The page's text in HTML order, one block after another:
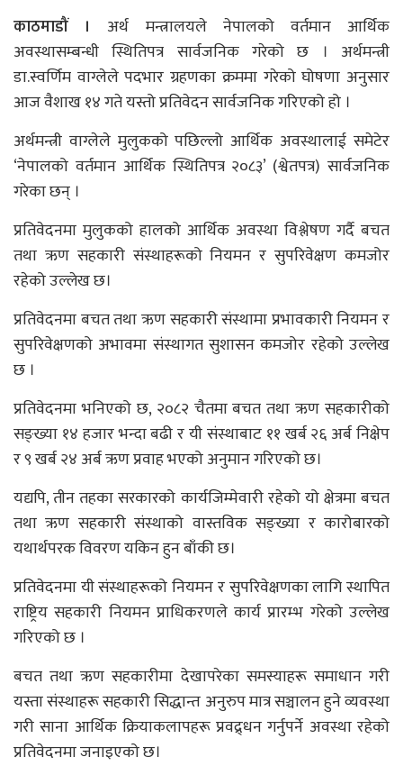
काठमाडौं । अर्थ मन्त्रालयले नेपालको वर्तमान आर्थिक
अवस्थासम्बन्धी स्थितिपत्र सार्वजनिक गरेको छ । अर्थमन्त्री
डा.स्वर्णिम वाग्लेले पदभार ग्रहणका क्रममा गरेको घोषणा अनुसार
आज वैशाख १४ गते यस्तो प्रतिवेदन सार्वजनिक गरिएको हो ।
अर्थमन्त्री वाग्लेले मुलुकको पछिल्लो आर्थिक अवस्थालाई समेटेर
‘नेपालको वर्तमान आर्थिक स्थितिपत्र २०८३’ (श्वेतपत्र) सार्वजनिक
गरेका छन् ।
प्रतिवेदनमा मुलुकको हालको आर्थिक अवस्था विश्लेषण गर्दै बचत
तथा ऋण सहकारी संस्थाहरूको नियमन र सुपरिवेक्षण कमजोर
रहेको उल्लेख छ।
प्रतिवेदनमा बचत तथा ऋण सहकारी संस्थामा प्रभावकारी नियमन र
सुपरिवेक्षणको अभावमा संस्थागत सुशासन कमजोर रहेको उल्लेख
छ ।
प्रतिवेदनमा भनिएको छ, २०८२ चैतमा बचत तथा ऋण सहकारीको
सङ्ख्या १४ हजार भन्दा बढी र यी संस्थाबाट ११ खर्ब २६ अर्ब निक्षेप
र ९ खर्ब २४ अर्ब ऋण प्रवाह भएको अनुमान गरिएको छ।
यद्यपि, तीन तहका सरकारको कार्यजिम्मेवारी रहेको यो क्षेत्रमा बचत
तथा ऋण सहकारी संस्थाको वास्तविक सङ्ख्या र कारोबारको
यथार्थपरक विवरण यकिन हुन बाँकी छ।
प्रतिवेदनमा यी संस्थाहरूको नियमन र सुपरिवेक्षणका लागि स्थापित
राष्ट्रिय सहकारी नियमन प्राधिकरणले कार्य प्रारम्भ गरेको उल्लेख
गरिएको छ ।
बचत तथा ऋण सहकारीमा देखापरेका समस्याहरू समाधान गरी
यस्ता संस्थाहरू सहकारी सिद्धान्त अनुरुप मात्र सञ्चालन हुने व्यवस्था
गरी साना आर्थिक क्रियाकलापहरू प्रवद्र्धन गर्नुपर्ने अवस्था रहेको
प्रतिवेदनमा जनाइएको छ।